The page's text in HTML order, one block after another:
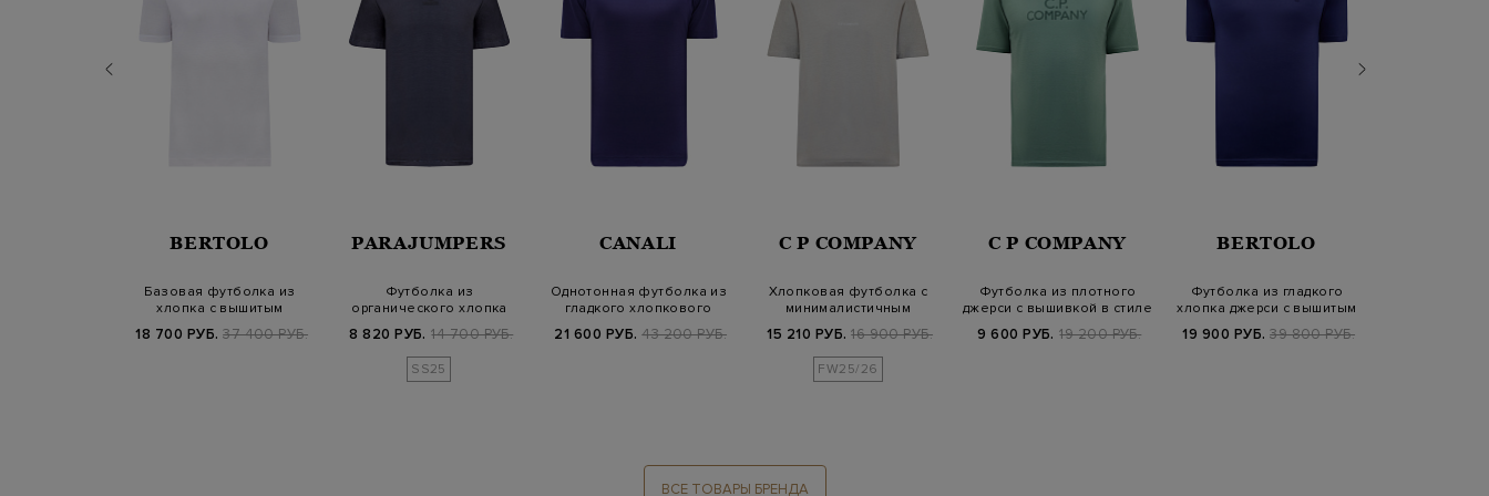
BERTOLO
Базовая футболка из
хлопка с вышитым
18 700 РУБ. 37 400 РУБ.
PARAJUMPERS
Футболка из
органического хлопка
8 820 РУБ. 14 700 РУБ.
SS25
CANALI
Однотонная футболка из
гладкого хлопкового
21 600 РУБ. 43 200 РУБ.
C P COMPANY
Хлопковая футболка с
минималистичным
15 210 РУБ. 16 900 РУБ.
FW25/26
C P COMPANY
Футболка из плотного
джерси с вышивкой в стиле
9 600 РУБ. 19 200 РУБ.
BERTOLO
Футболка из гладкого
хлопка джерси с вышитым
19 900 РУБ. 39 800 РУБ.
ВСЕ ТОВАРЫ БРЕНДА